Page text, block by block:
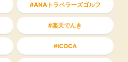
ANAトラベラーズゴルフ
楽天でんき
ICOCA